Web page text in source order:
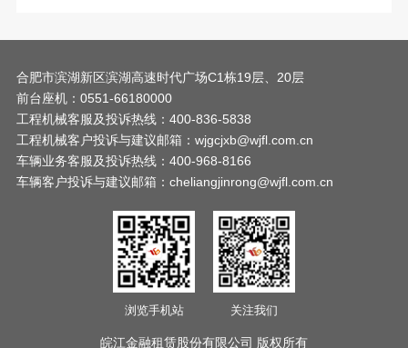
合肥市滨湖新区滨湖高速时代广场C1栋19层、20层
前台座机：0551-66180000
工程机械客服及投诉热线：400-836-5838
工程机械客户投诉与建议邮箱：wjgcjxb@wjfl.com.cn
车辆业务客服及投诉热线：400-968-8166
车辆客户投诉与建议邮箱：cheliangjinrong@wjfl.com.cn
浏览手机站 关注我们
皖江金融租赁股份有限公司 版权所有